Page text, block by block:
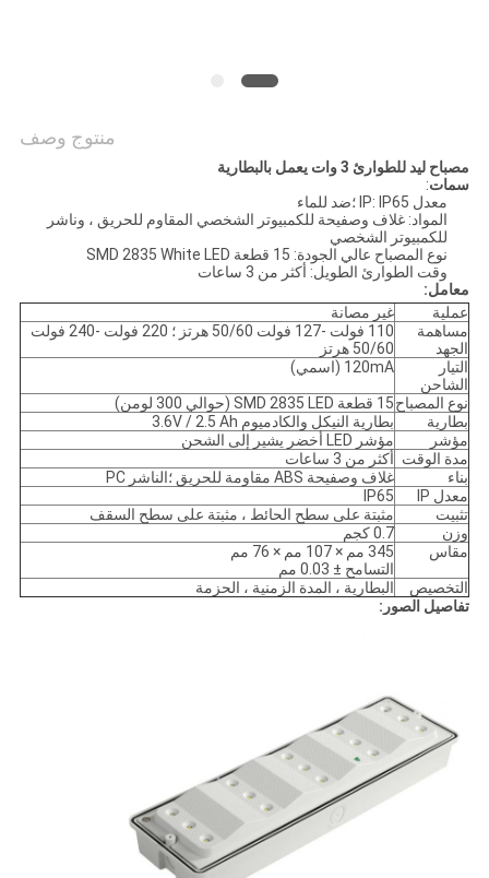
منتوج وصف
مصباح ليد للطوارئ 3 وات يعمل بالبطارية
سمات:
معدل IP: IP65 ؛ضد للماء
المواد: غلاف وصفيحة للكمبيوتر الشخصي المقاوم للحريق ، وناشر
للكمبيوتر الشخصي
نوع المصباح عالي الجودة: 15 قطعة SMD 2835 White LED
وقت الطوارئ الطويل: أكثر من 3 ساعات
معامل:
عملية
غير مصانة
مساهمة
الجهد
110 فولت -127 فولت 50/60 هرتز ؛ 220 فولت -240 فولت
50/60 هرتز
التيار
الشاحن
120mA (اسمي)
نوع المصباح15 قطعة SMD 2835 LED (حوالي 300 لومن)
بطارية
بطارية النيكل والكادميوم 3.6V / 2.5 Ah
مؤشر
مؤشر LED أخضر يشير إلى الشحن
مدة الوقت أكثر من 3 ساعات
بناء
غلاف وصفيحة ABS مقاومة للحريق ؛الناشر PC
معدل IP
IP65
تثبيت
مثبتة على سطح الحائط ، مثبتة على سطح السقف
وزن
0.7 كجم
مقاس
345 مم × 107 مم × 76 مم
التسامح ± 0.03 مم
التخصيص
البطارية ، المدة الزمنية ، الحزمة
تفاصيل الصور: